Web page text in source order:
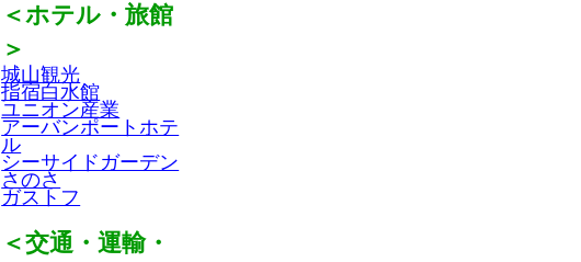
＜ホテル・旅館
＞
城山観光
指宿白水館
ユニオン産業
アーバンポートホテ
ル
シーサイドガーデン
さのさ
ガストフ
＜交通・運輸・